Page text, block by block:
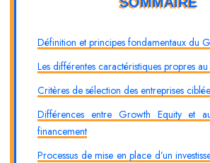
Définition et principes fondamentaux du
Les différentes caractéristiques propres
Critères de sélection des entreprises
Différences entre Growth Equity et
financement
Processus de mise en place d’un